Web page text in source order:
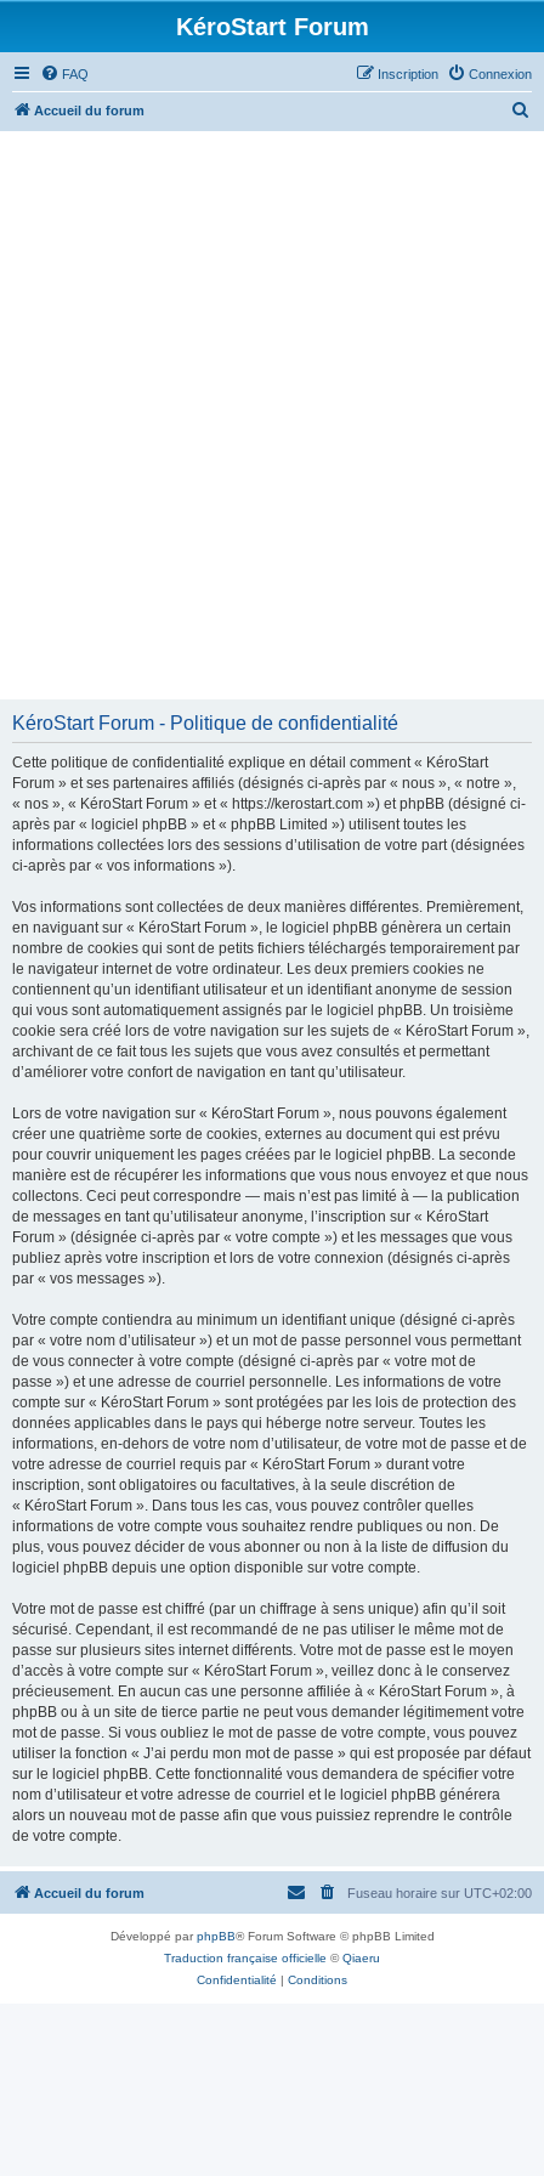
KéroStart Forum
FAQ Connexion
Inscription
Accueil du forum
KéroStart Forum - Politique de confidentialité
Cette politique de confidentialité explique en détail comment « KéroStart
Forum » et ses partenaires affiliés (désignés ci-après par « nous », « notre »,
« nos », « KéroStart Forum » et « https://kerostart.com ») et phpBB (désigné ci-
après par « logiciel phpBB » et « phpBB Limited ») utilisent toutes les
informations collectées lors des sessions d’utilisation de votre part (désignées
ci-après par « vos informations »).
Vos informations sont collectées de deux manières différentes. Premièrement,
en naviguant sur « KéroStart Forum », le logiciel phpBB génèrera un certain
nombre de cookies qui sont de petits fichiers téléchargés temporairement par
le navigateur internet de votre ordinateur. Les deux premiers cookies ne
contiennent qu’un identifiant utilisateur et un identifiant anonyme de session
qui vous sont automatiquement assignés par le logiciel phpBB. Un troisième
cookie sera créé lors de votre navigation sur les sujets de « KéroStart Forum »,
archivant de ce fait tous les sujets que vous avez consultés et permettant
d’améliorer votre confort de navigation en tant qu’utilisateur.
Lors de votre navigation sur « KéroStart Forum », nous pouvons également
créer une quatrième sorte de cookies, externes au document qui est prévu
pour couvrir uniquement les pages créées par le logiciel phpBB. La seconde
manière est de récupérer les informations que vous nous envoyez et que nous
collectons. Ceci peut correspondre — mais n’est pas limité à — la publication
de messages en tant qu’utilisateur anonyme, l’inscription sur « KéroStart
Forum » (désignée ci-après par « votre compte ») et les messages que vous
publiez après votre inscription et lors de votre connexion (désignés ci-après
par « vos messages »).
Votre compte contiendra au minimum un identifiant unique (désigné ci-après
par « votre nom d’utilisateur ») et un mot de passe personnel vous permettant
de vous connecter à votre compte (désigné ci-après par « votre mot de
passe ») et une adresse de courriel personnelle. Les informations de votre
compte sur « KéroStart Forum » sont protégées par les lois de protection des
données applicables dans le pays qui héberge notre serveur. Toutes les
informations, en-dehors de votre nom d’utilisateur, de votre mot de passe et de
votre adresse de courriel requis par « KéroStart Forum » durant votre
inscription, sont obligatoires ou facultatives, à la seule discrétion de
« KéroStart Forum ». Dans tous les cas, vous pouvez contrôler quelles
informations de votre compte vous souhaitez rendre publiques ou non. De
plus, vous pouvez décider de vous abonner ou non à la liste de diffusion du
logiciel phpBB depuis une option disponible sur votre compte.
Votre mot de passe est chiffré (par un chiffrage à sens unique) afin qu’il soit
sécurisé. Cependant, il est recommandé de ne pas utiliser le même mot de
passe sur plusieurs sites internet différents. Votre mot de passe est le moyen
d’accès à votre compte sur « KéroStart Forum », veillez donc à le conservez
précieusement. En aucun cas une personne affiliée à « KéroStart Forum », à
phpBB ou à un site de tierce partie ne peut vous demander légitimement votre
mot de passe. Si vous oubliez le mot de passe de votre compte, vous pouvez
utiliser la fonction « J’ai perdu mon mot de passe » qui est proposée par défaut
sur le logiciel phpBB. Cette fonctionnalité vous demandera de spécifier votre
nom d’utilisateur et votre adresse de courriel et le logiciel phpBB générera
alors un nouveau mot de passe afin que vous puissiez reprendre le contrôle
de votre compte.
Accueil du forum Fuseau horaire sur UTC+02:00
Développé parphpBB® Forum Software © phpBB Limited
Traduction française officielle ©Qiaeru
Confidentialité | Conditions